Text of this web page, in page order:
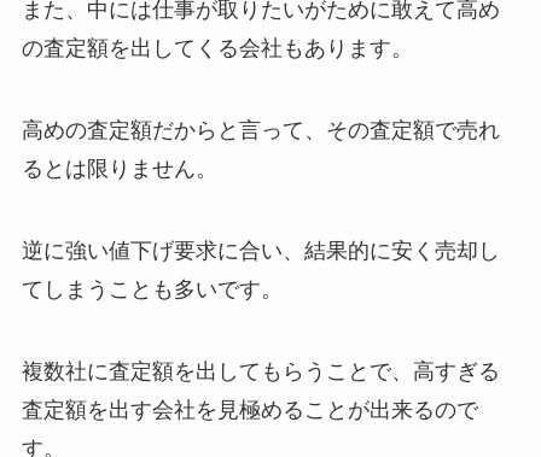
また、中には仕事が取りたいがために敢えて高め
の査定額を出してくる会社もあります。
高めの査定額だからと言って、その査定額で売れ
るとは限りません。
逆に強い値下げ要求に合い、結果的に安く売却し
てしまうことも多いです。
複数社に査定額を出してもらうことで、高すぎる
査定額を出す会社を見極めることが出来るので
す。